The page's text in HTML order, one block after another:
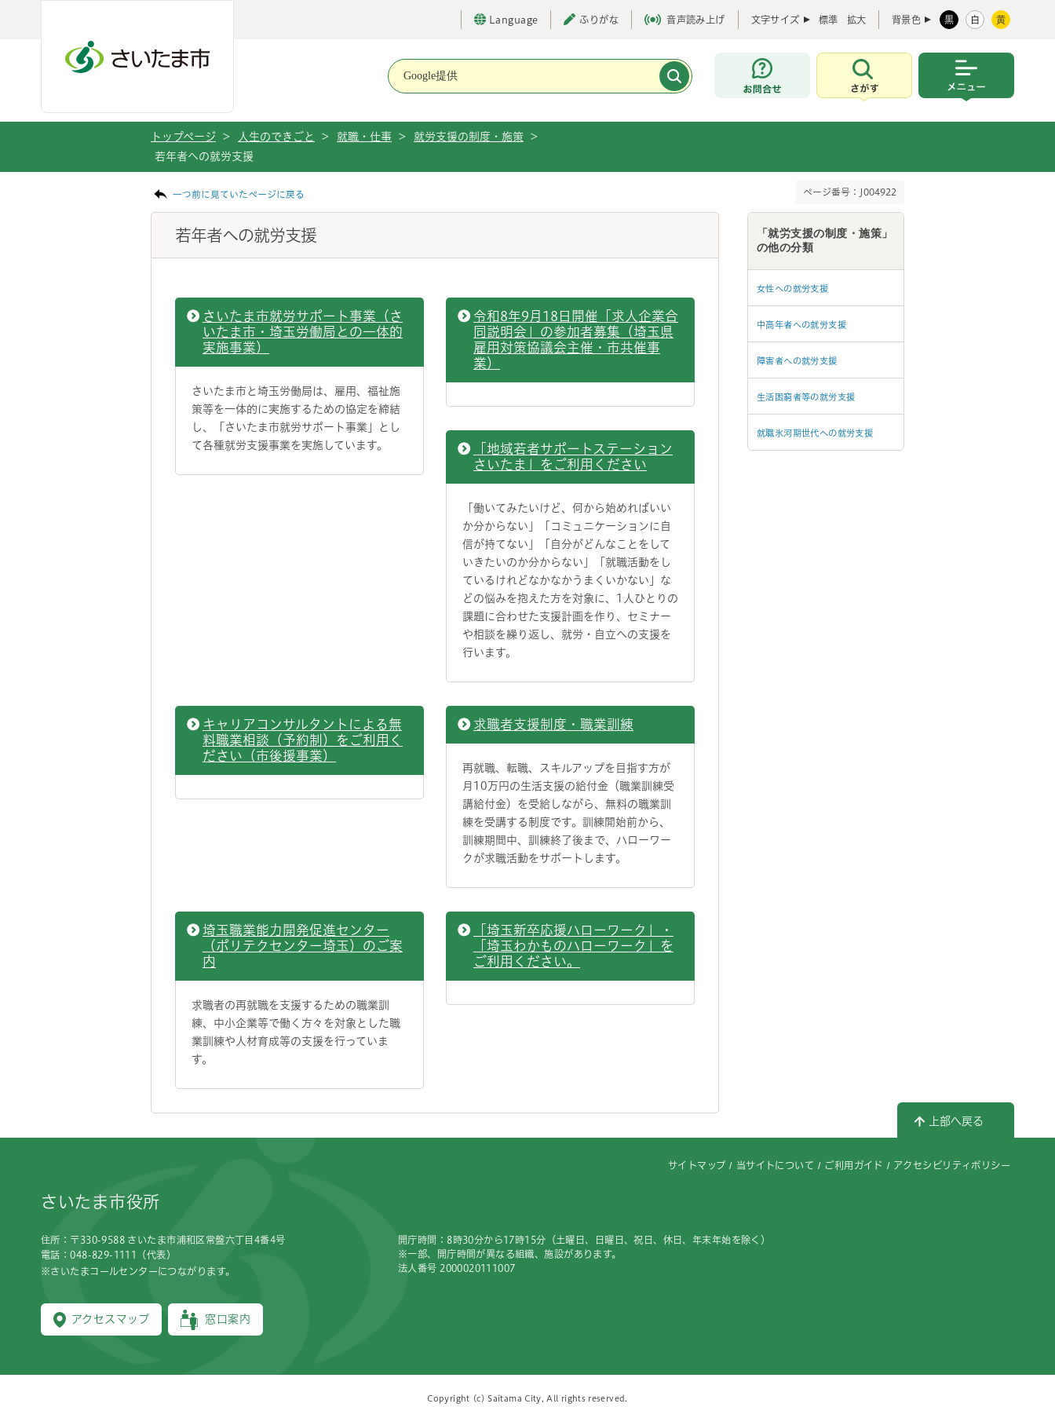
Language ふりがな 音声読み上げ 文字サイズ 標準 拡大 背景色 黒 白 黄
お問合せ
さがす
トップページ > 人生のできごと > 就職・仕事 > 就労支援の制度・施策
>
若年者への就労支援
一つ前に見ていたページに戻る ページ番号：J004922
若年者への就労支援
さいたま市就労サポート事業（さ
いたま市・埼玉労働局との一体的
実施事業）
さいたま市と埼玉労働局は、雇用、福祉施
策等を一体的に実施するための協定を締結
し、「さいたま市就労サポート事業」とし
て各種就労支援事業を実施しています。
令和8年9月18日開催「求人企業合
同説明会」の参加者募集（埼玉県
雇用対策協議会主催・市共催事
業）
「地域若者サポートステーション
さいたま」をご利用ください
「働いてみたいけど、何から始めればいい
か分からない」「コミュニケーションに自
信が持てない」「自分がどんなことをして
いきたいのか分からない」「就職活動をし
ているけれどなかなかうまくいかない」な
どの悩みを抱えた方を対象に、1人ひとりの
課題に合わせた支援計画を作り、セミナー
や相談を繰り返し、就労・自立への支援を
行います。
キャリアコンサルタントによる無
料職業相談（予約制）をご利用く
ださい（市後援事業）
求職者支援制度・職業訓練
再就職、転職、スキルアップを目指す方が
月10万円の生活支援の給付金（職業訓練受
講給付金）を受給しながら、無料の職業訓
練を受講する制度です。訓練開始前から、
訓練期間中、訓練終了後まで、ハローワー
クが求職活動をサポートします。
埼玉職業能力開発促進センター
（ポリテクセンター埼玉）のご案
内
求職者の再就職を支援するための職業訓
練、中小企業等で働く方々を対象とした職
業訓練や人材育成等の支援を行っていま
す。
「埼玉新卒応援ハローワーク」・
「埼玉わかものハローワーク」を
ご利用ください。
「就労支援の制度・施策」
の他の分類
女性への就労支援
中高年者への就労支援
障害者への就労支援
生活困窮者等の就労支援
就職氷河期世代への就労支援
上部へ戻る
サイトマップ 当サイトについて ご利用ガイド アクセシビリティポリシー
さいたま市役所
住所：〒330-9588 さいたま市浦和区常盤六丁目4番4号
電話：048-829-1111（代表）
※さいたまコールセンターにつながります。
アクセスマップ 窓口案内
開庁時間：8時30分から17時15分（土曜日、日曜日、祝日、休日、年末年始を除く）
※一部、開庁時間が異なる組織、施設があります。
法人番号 2000020111007
Copyright (c) Saitama City, All rights reserved.